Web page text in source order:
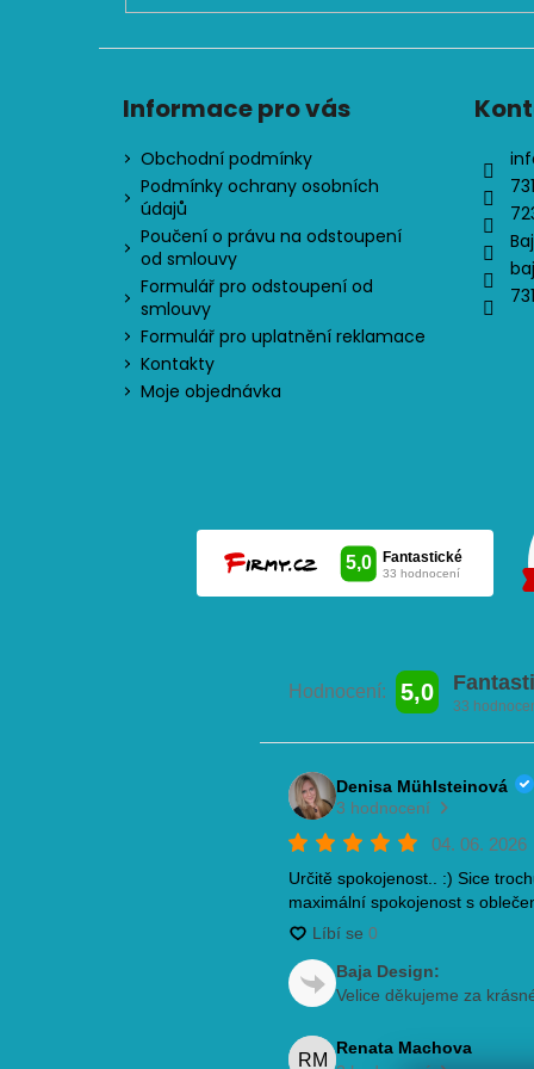
Informace pro vás
Obchodní podmínky
Podmínky ochrany osobních
údajů
Poučení o právu na odstoupení
od smlouvy
Formulář pro odstoupení od
smlouvy
Formulář pro uplatnění reklamace
Kontakty
Moje objednávka